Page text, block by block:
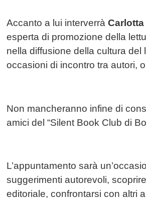
Accanto a lui interverrà
esperta di promozione della
nella diffusione della cultura del
occasioni di incontro tra autori,
Non mancheranno infine di
amici del “Silent Book Club di
L’appuntamento sarà
suggerimenti autorevoli,
editoriale, confrontarsi con altri